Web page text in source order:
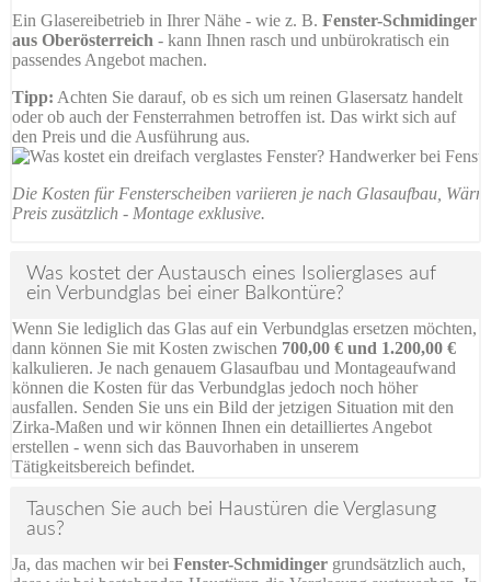
Ein Glasereibetrieb in Ihrer Nähe - wie z. B. Fenster-Schmidinger
aus Oberösterreich - kann Ihnen rasch und unbürokratisch ein
passendes Angebot machen.
Tipp: Achten Sie darauf, ob es sich um reinen Glasersatz handelt
oder ob auch der Fensterrahmen betroffen ist. Das wirkt sich auf
den Preis und die Ausführung aus.
Die Kosten für Fensterscheiben variieren je nach Glasaufbau,
Preis zusätzlich - Montage exklusive.
Was kostet der Austausch eines Isolierglases auf
ein Verbundglas bei einer Balkontüre?
Wenn Sie lediglich das Glas auf ein Verbundglas ersetzen möchten,
dann können Sie mit Kosten zwischen 700,00 € und 1.200,00 €
kalkulieren. Je nach genauem Glasaufbau und Montageaufwand
können die Kosten für das Verbundglas jedoch noch höher
ausfallen. Senden Sie uns ein Bild der jetzigen Situation mit den
Zirka-Maßen und wir können Ihnen ein detailliertes Angebot
erstellen - wenn sich das Bauvorhaben in unserem
Tätigkeitsbereich befindet.
Tauschen Sie auch bei Haustüren die Verglasung
aus?
Ja, das machen wir bei Fenster-Schmidinger grundsätzlich auch,